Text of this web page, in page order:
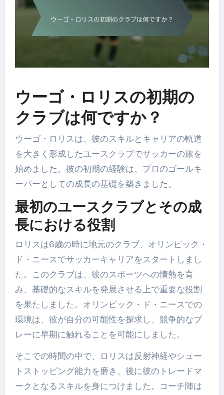
ウーゴ・ロリスの初期の
クラブは何ですか？
ウーゴ・ロリスは、彼のスキルとキャリアの軌道
を大きく形成したユースクラブでサッカーの旅を
始めました。彼の初期の経験は、プロのゴールキ
ーパーとしての成長の基礎を築きました。
最初のユースクラブとその成
長における役割
ロリスは6歳の時に地元のクラブ、オリンピック・
ド・ニースでサッカーキャリアをスタートしまし
た。このクラブは、彼のスポーツへの情熱を育
み、基礎的なスキルを発展させる上で重要な役割
を果たしました。オリンピック・ド・ニースでの
環境は、彼が自分の可能性を探求し、競争的なプ
レーに早期に触れることを可能にしました。
そこでの時間の中で、ロリスは反射神経やシュー
トストッピング能力を磨き、後に彼のトレードマ
ークとなるスキルを身につけました。コーチ陣は